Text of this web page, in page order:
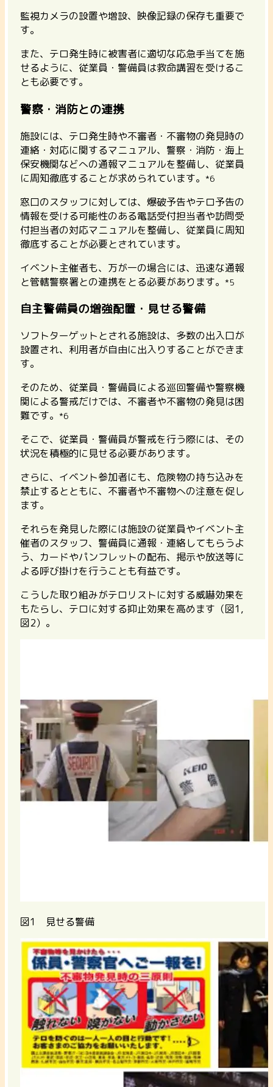
監視カメラの設置や増設、映像記録の保存も重要で
す。
また、テロ発生時に被害者に適切な応急手当てを施
せるように、従業員・警備員は救命講習を受けるこ
とも必要です。
警察・消防との連携
施設には、テロ発生時や不審者・不審物の発見時の
連絡・対応に関するマニュアル、警察・消防・海上
保安機関などへの通報マニュアルを整備し、従業員
に周知徹底することが求められています。 *6
窓口のスタッフに対しては、爆破予告やテロ予告の
情報を受ける可能性のある電話受付担当者や訪問受
付担当者の対応マニュアルを整備し、従業員に周知
徹底することが必要とされています。
イベント主催者も、万が一の場合には、迅速な通報
と管轄警察署との連携をとる必要があります。 *5
自主警備員の増強配置・見せる警備
ソフトターゲットとされる施設は、多数の出入口が
設置され、利用者が自由に出入りすることができま
す。
そのため、従業員・警備員による巡回警備や警察機
関による警戒だけでは、不審者や不審物の発見は困
難です。 *6
そこで、従業員・警備員が警戒を行う際には、その
状況を積極的に見せる必要があります。
さらに、イベント参加者にも、危険物の持ち込みを
禁止するとともに、不審者や不審物への注意を促し
ます。
それらを発見した際には施設の従業員やイベント主
催者のスタッフ、警備員に通報・連絡してもらうよ
う、カードやパンフレットの配布、掲示や放送等に
よる呼び掛けを行うことも有益です。
こうした取り組みがテロリストに対する威嚇効果を
もたらし、テロに対する抑止効果を高めます（図1,
図2）。
図1 見せる警備